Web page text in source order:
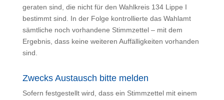
geraten sind, die nicht für den Wahlkreis 134 Lippe I
bestimmt sind. In der Folge kontrollierte das Wahlamt
sämtliche noch vorhandene Stimmzettel – mit dem
Ergebnis, dass keine weiteren Auffälligkeiten vorhanden
sind.
Zwecks Austausch bitte melden
Sofern festgestellt wird, dass ein Stimmzettel mit einem